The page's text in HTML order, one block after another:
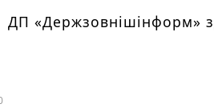
ДП «Держзовнішінформ»